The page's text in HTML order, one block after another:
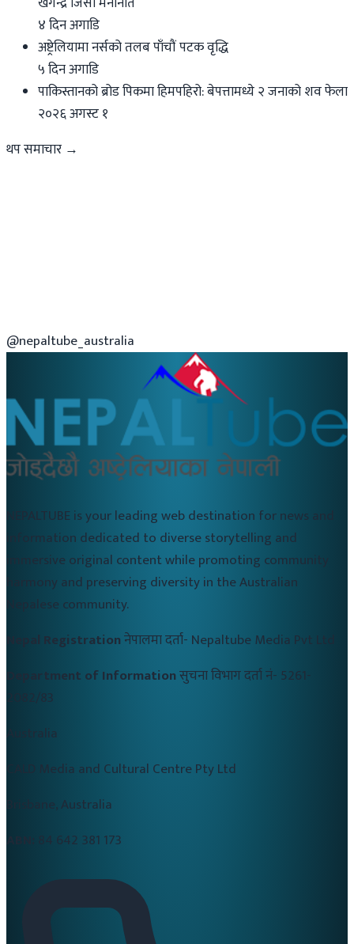
४ दिन अगाडि
अष्ट्रेलियामा नर्सको तलब पाँचौं पटक वृद्धि
५ दिन अगाडि
पाकिस्तानको ब्रोड पिकमा हिमपहिरो: बेपत्तामध्ये २ जनाको शव फेला
२०२६ अगस्ट १
थप समाचार →
@nepaltube_australia
NEPALTUBE is your leading web destination for news and
information dedicated to diverse storytelling and
immersive original content while promoting community
harmony and preserving diversity in the Australian
Nepalese community.
Nepal Registrationनेपालमा दर्ता- Nepaltube Media Pvt Ltd
Department of Informationसुचना विभाग दर्ता नं- 5261-
2082/83
Australia
CALD Media and Cultural Centre Pty Ltd
Brisbane, Australia
84 642 381 173